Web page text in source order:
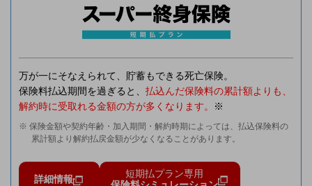
万が一にそなえられて、貯蓄もできる死亡保険。
保険料払込期間を過ぎると、 払込んだ保険料の累計額よりも、
解約時に受取れる金額の方が多くなります。
※
※ 保険金額や契約年齢・加入期間・解約時期によっては、払込保険料の
累計額より解約払戻金額が少なくなることがあります。
詳細情報
短期払プラン専用